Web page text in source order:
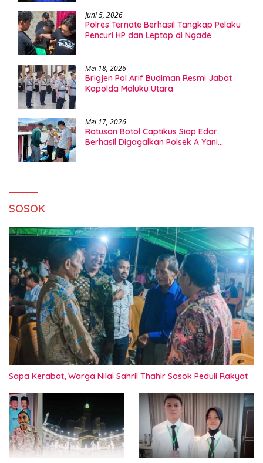
Juni 5, 2026
Polres Ternate Berhasil Tangkap Pelaku
Pencuri HP dan Leptop di Ngade
Mei 18, 2026
Brigjen Pol Arif Budiman Resmi Jabat
Kapolda Maluku Utara
Mei 17, 2026
Ratusan Botol Captikus Siap Edar
Berhasil Digagalkan Polsek A Yani
SOSOK
Sapa Kerabat, Warga Nilai Sahril Thahir Sosok Peduli Rakyat